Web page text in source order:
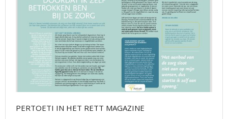
PERTOETI IN HET RETT MAGAZINE